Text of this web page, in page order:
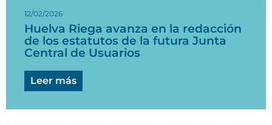
12/02/2026
Huelva Riega avanza en la redacción
de los estatutos de la futura Junta
Central de Usuarios
Leer más